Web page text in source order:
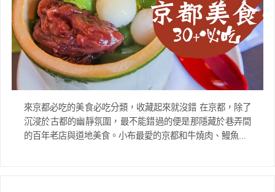
來京都必吃的美食必吃分類，收藏起來就沒錯 在京都，除了
沉浸於古都的幽靜氛圍，最不能錯過的便是那隱藏於巷弄間
的百年老店與道地美食。小布最愛的京都和牛燒肉、鰻魚...